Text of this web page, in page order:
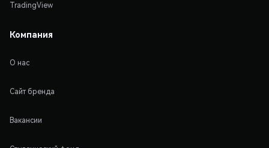
TradingView
Компания
О нас
Сайт бренда
Вакансии